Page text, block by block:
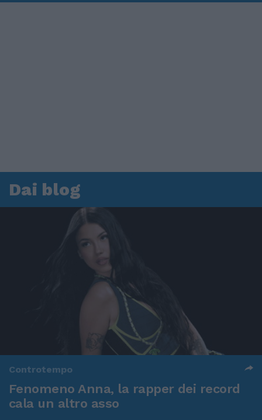
Dai blog
Controtempo
Fenomeno Anna, la rapper dei record
cala un altro asso